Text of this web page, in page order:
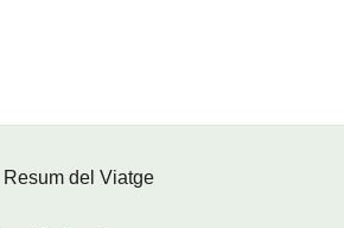
Resum del Viatge